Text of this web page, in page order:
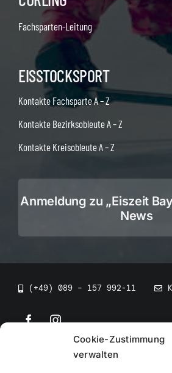
Cookie-Zustimmung
verwalten
Fachsparten-Leitung
EISSTOCKSPORT
Kontakte Fachsparte A – Z
Kontakte Bezirksobleute A – Z
Kontakte Kreisobleute A – Z
Anmeldung zu „Eiszeit
News
(+49) 089 – 157 992-11
• BEV